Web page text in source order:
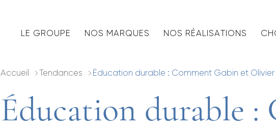
LE GROUPE NOS MARQUES NOS RÉALISATIONS
Accueil Tendances Éducation durable : Comment Gabin et
Éducation durable